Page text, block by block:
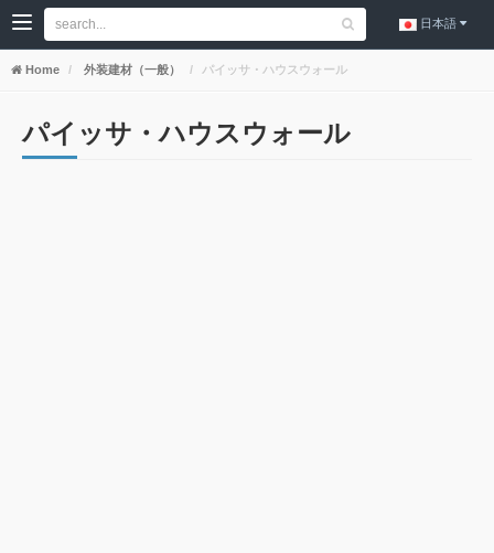
日本語
Home 外装建材（一般） パイッサ・ハウスウォール
パイッサ・ハウスウォール